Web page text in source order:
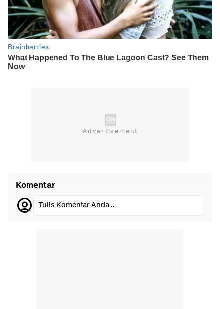
Komentar
Tulis Komentar Anda...